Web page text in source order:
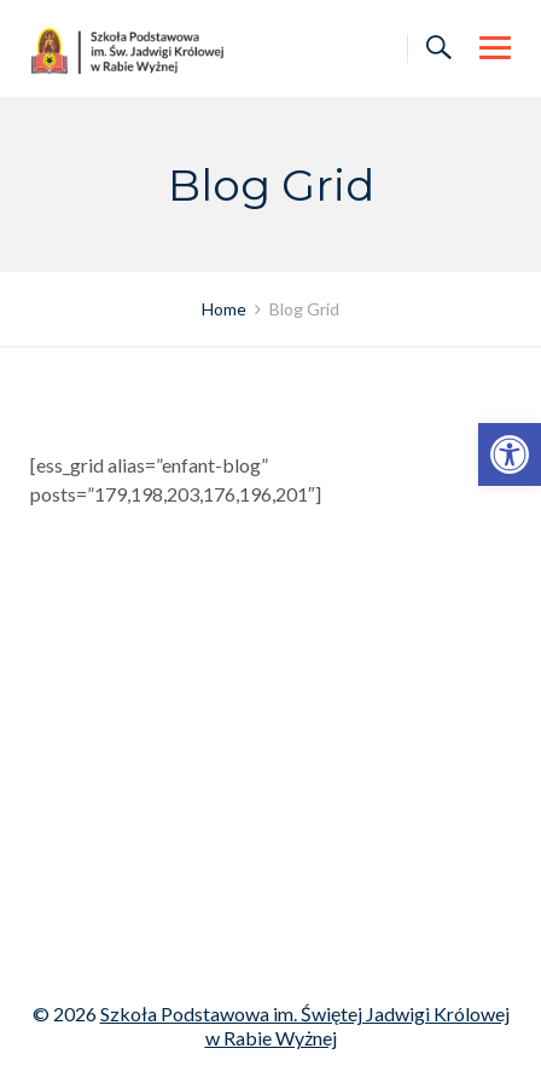
Otwórz pasek narzędzi
content
Blog Grid
Home Blog Grid
[ess_grid alias=”enfant-blog”
posts=”179,198,203,176,196,201″]
© 2026Szkoła Podstawowa im. Świętej Jadwigi Królowej
w Rabie Wyżnej